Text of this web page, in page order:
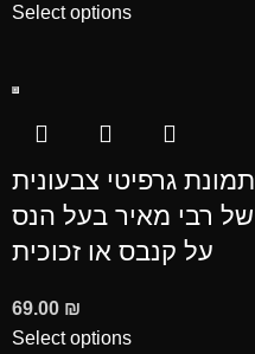
Select options
תמונת גרפיטי צבעונית
של רבי מאיר בעל הנס
על קנבס או זכוכית
69.00 ₪
Select options